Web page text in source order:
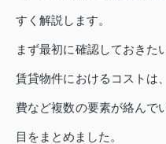
すく解説します。
まず最初に確認しておきた
賃貸物件におけるコストは
費など複数の要素が絡んで
目をまとめました。